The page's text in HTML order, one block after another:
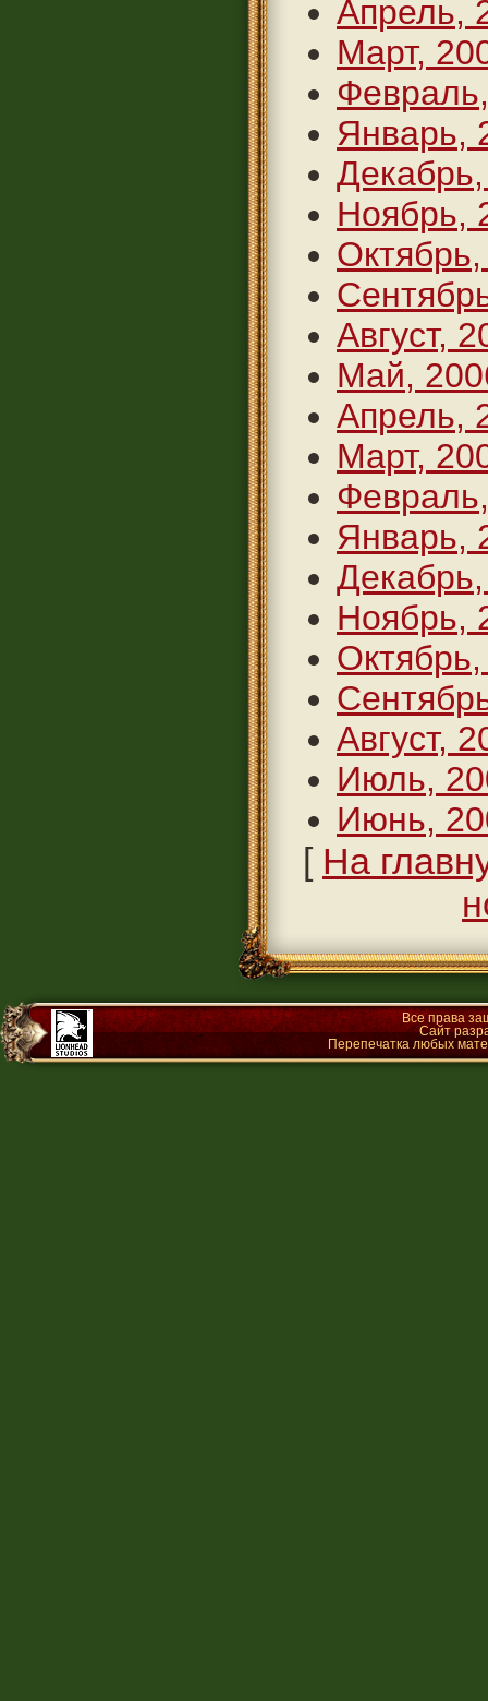
Апрель,
Март,
Январь,
Ноябрь,
Август,
Май,
Апрель,
Март,
Январь,
Ноябрь,
Август,
Июль,
Июнь,
[ На
Все права
Сайт
Перепечатка любых